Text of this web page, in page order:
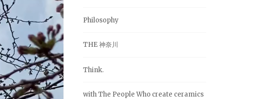
Philosophy
THE 神奈川
Think.
with The People Who create ceramics